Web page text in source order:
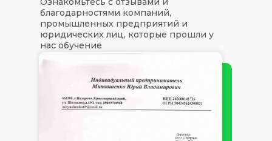
благодарностями компаний,
промышленных предприятий и
юридических лиц, которые прошли у
нас обучение